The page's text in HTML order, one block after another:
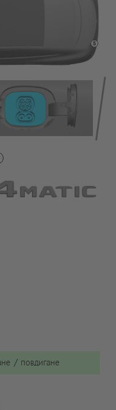
/ повдигане